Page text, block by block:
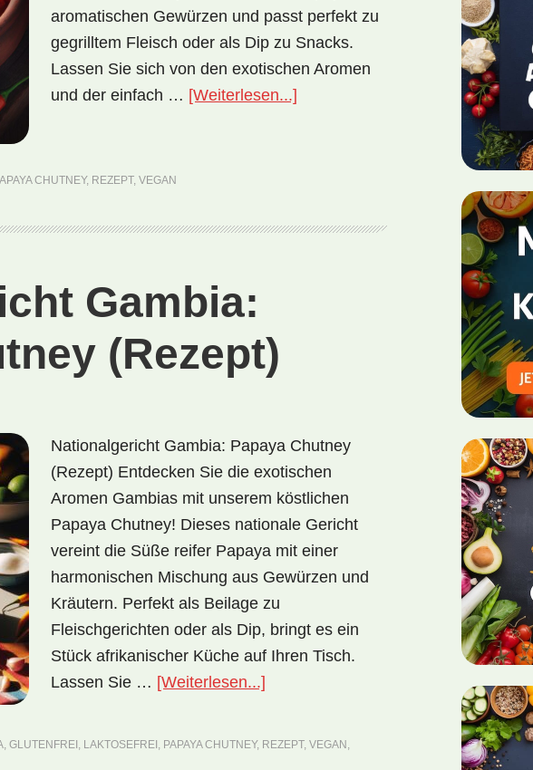
aromatischen Gewürzen und passt perfekt zu
gegrilltem Fleisch oder als Dip zu Snacks.
Lassen Sie sich von den exotischen Aromen
und der einfach … [Weiterlesen...]
CHUTNEY, REZEPT, VEGAN
Gambia:
(Rezept)
Nationalgericht Gambia: Papaya Chutney
(Rezept) Entdecken Sie die exotischen
Aromen Gambias mit unserem köstlichen
Papaya Chutney! Dieses nationale Gericht
vereint die Süße reifer Papaya mit einer
harmonischen Mischung aus Gewürzen und
Kräutern. Perfekt als Beilage zu
Fleischgerichten oder als Dip, bringt es ein
Stück afrikanischer Küche auf Ihren Tisch.
Lassen Sie … [Weiterlesen...]
, GLUTENFREI , LAKTOSEFREI , PAPAYA CHUTNEY, REZEPT, VEGAN ,